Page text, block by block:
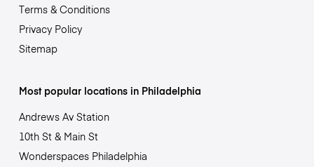
Terms & Conditions
Privacy Policy
Sitemap
Most popular locations in Philadelphia
Andrews Av Station
10th St & Main St
Wonderspaces Philadelphia